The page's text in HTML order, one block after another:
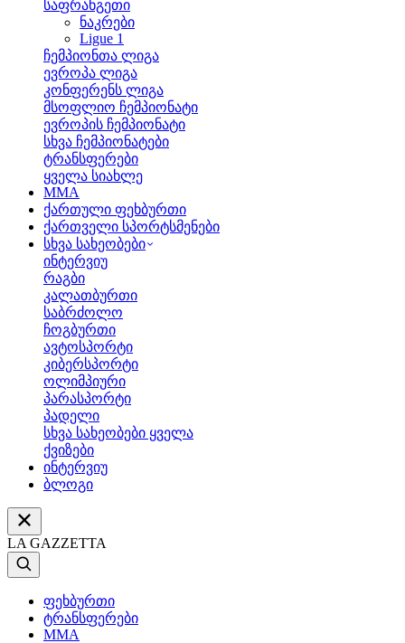
საფრანგეთი
ნაკრები
Ligue 1
ჩემპიონთა ლიგა
ევროპა ლიგა
კონფერენს ლიგა
მსოფლიო ჩემპიონატი
ევროპის ჩემპიონატი
სხვა ჩემპიონატები
ტრანსფერები
ყველა სიახლე
MMA
ქართული ფეხბურთი
ქართველი სპორტსმენები
სხვა სახეობები
ინტერვიუ
რაგბი
კალათბურთი
საბრძოლო
ჩოგბურთი
ავტოსპორტი
კიბერსპორტი
ოლიმპიური
პარასპორტი
პადელი
სხვა სახეობები ყველა
ქვიზები
ინტერვიუ
ბლოგი
LA GAZZETTA
ფეხბურთი
ტრანსფერები
MMA